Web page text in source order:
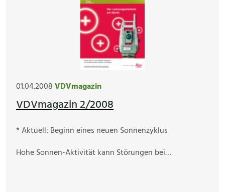
01.04.2008VDVmagazin
VDVmagazin 2/2008
* Aktuell: Beginn eines neuen Sonnenzyklus
Hohe Sonnen-Aktivität kann Störungen bei…